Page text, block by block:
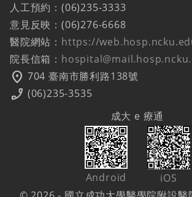
人工預約：(06)235-3333
意見反映：(06)276-6668
醫院網站： https://
院長信箱：
location_on 704 臺南市勝利路138號
phone_enabled (06)235-3535
成大 e 療通
Android
iOS